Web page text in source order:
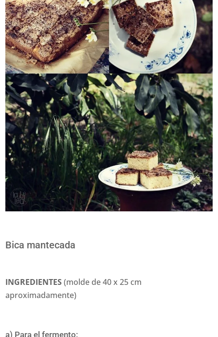
Bica mantecada
INGREDIENTES(molde de 40 x 25 cm
aproximadamente)
a) Para el fermento: